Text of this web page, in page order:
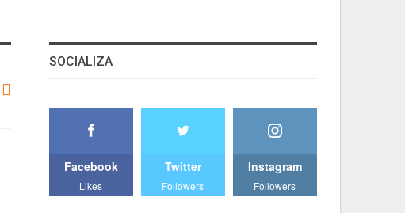
SOCIALIZA
Facebook
Likes
Twitter
Followers
Instagram
Followers